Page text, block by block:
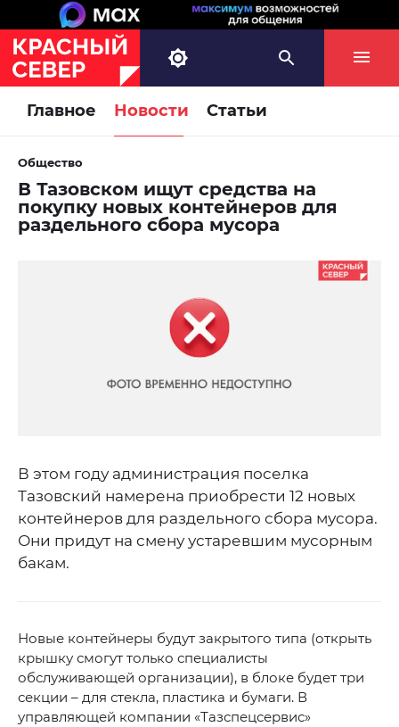
Главное Новости Статьи
Общество
В Тазовском ищут средства на
покупку новых контейнеров для
раздельного сбора мусора
В этом году администрация поселка
Тазовский намерена приобрести 12 новых
контейнеров для раздельного сбора мусора.
Они придут на смену устаревшим мусорным
бакам.
Новые контейнеры будут закрытого типа (открыть
крышку смогут только специалисты
обслуживающей организации), в блоке будет три
секции – для стекла, пластика и бумаги. В
управляющей компании «Тазспецсервис»